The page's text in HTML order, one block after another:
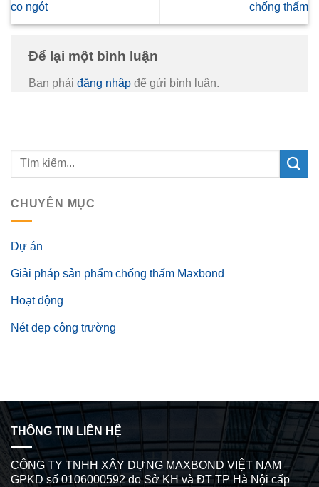
co ngót
chống thấm
Để lại một bình luận
Bạn phải đăng nhập để gửi bình luận.
CHUYÊN MỤC
Dự án
Giải pháp sản phẩm chống thấm Maxbond
Hoạt động
Nét đẹp công trường
THÔNG TIN LIÊN HỆ
CÔNG TY TNHH XÂY DỰNG MAXBOND VIỆT NAM –
GPKD số 0106000592 do Sở KH và ĐT TP Hà Nội cấp